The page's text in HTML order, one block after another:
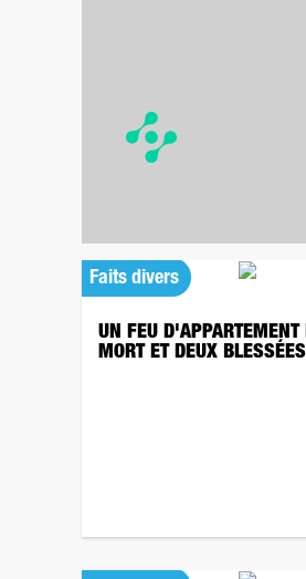
Faits divers
UN FEU D'APPARTEMENT
MORT ET DEUX